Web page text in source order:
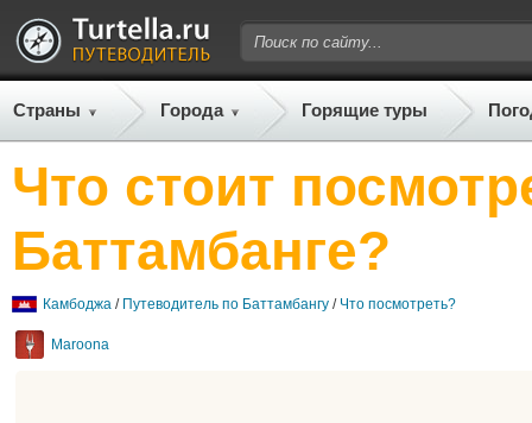
Страны Города Горящие туры
Что стоит
Баттамбанге?
Камбоджа / Путеводитель по Баттамбангу / Что посмотреть?
Maroona